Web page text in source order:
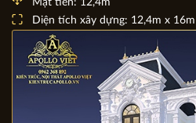
BT20144
Chủ đầu tư: Anh Nguyễn Văn Hà
Địa chỉ: Hoa Lư - Ninh Bình
Mặt tiền: 12,4m
Diện tích xây dựng: 12,4m x 16m